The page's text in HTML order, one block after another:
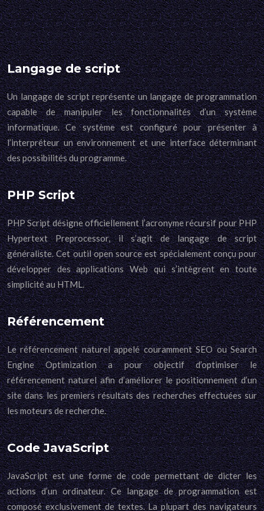
Langage de script
Un langage de script représente un langage de programmation
capable de manipuler les fonctionnalités d’un système
informatique. Ce système est configuré pour présenter à
l’interpréteur un environnement et une interface déterminant
des possibilités du programme.
PHP Script
PHP Script désigne officiellement l’acronyme récursif pour PHP
Hypertext Preprocessor, il s’agit de langage de script
généraliste. Cet outil open source est spécialement conçu pour
développer des applications Web qui s’intègrent en toute
simplicité au HTML.
Référencement
Le référencement naturel appelé couramment SEO ou Search
Engine Optimization a pour objectif d’optimiser le
référencement naturel afin d’améliorer le positionnement d’un
site dans les premiers résultats des recherches effectuées sur
les moteurs de recherche.
Code JavaScript
JavaScript est une forme de code permettant de dicter les
actions d’un ordinateur. Ce langage de programmation est
composé exclusivement de textes. La plupart des navigateurs